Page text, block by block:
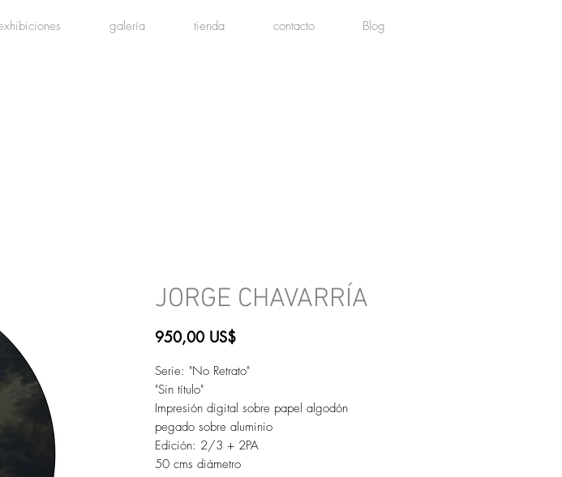
galería tienda contacto Blog
JORGE CHAVARRÍA
950,00 US$Precio
Serie: "No Retrato"
"Sin título"
Impresión digital sobre papel algodón
pegado sobre aluminio
Edición: 2/3 + 2PA
50 cms diámetro